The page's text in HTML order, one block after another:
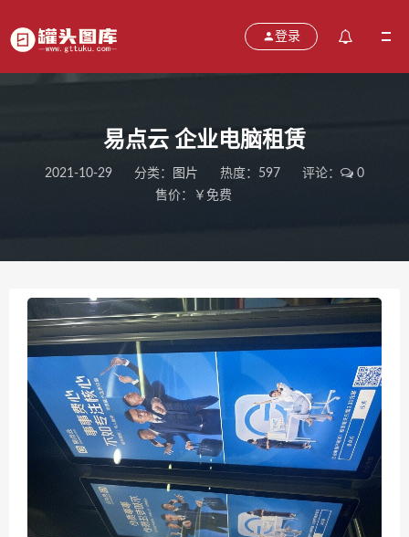
登录
易点云 企业电脑租赁
2021-10-29 分类： 图片 热度：597 评论：
0
售价：￥免费